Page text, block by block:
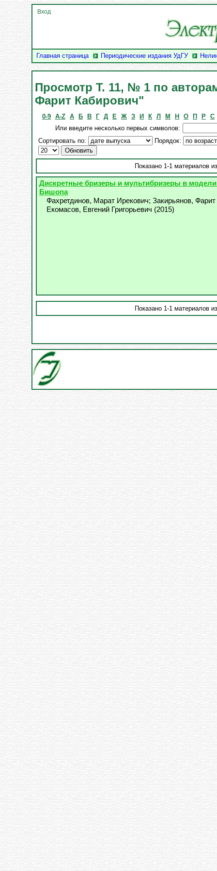
Главная страница Периодические издания УдГУ
Вход
Просмотр Т. 11, № 1 по
Фарит Кабирович"
0-9 A-Z А Б В Г Д Е Ж З И К Л М Н О П Р С
Или введите несколько первых символов:
Сортировать по:
Порядок:
Показано 1-1 материалов
Дискретные бризеры и мультибризеры в
Бишопа
Фахретдинов, Марат Ирекович; Закирьянов,
Екомасов, Евгений Григорьевич (2015)
Показано 1-1 материалов